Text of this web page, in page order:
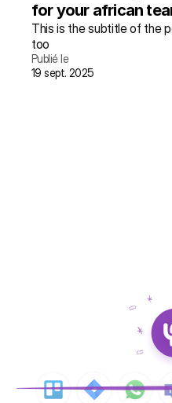
for your african
This is the subtitle of the
too
Publié le
19 sept. 2025